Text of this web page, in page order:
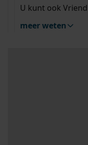
U kunt ook
meer weten